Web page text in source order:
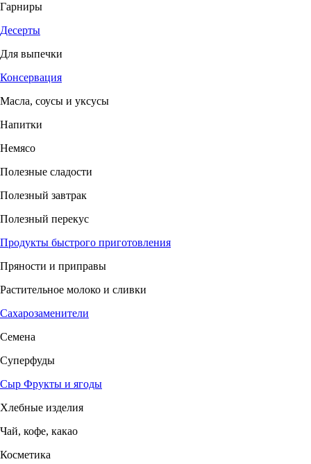
Гарниры
Десерты
Для выпечки
Консервация
Масла, соусы и уксусы
Напитки
Немясо
Полезные сладости
Полезный завтрак
Полезный перекус
Продукты быстрого приготовления
Пряности и приправы
Растительное молоко и сливки
Сахарозаменители
Семена
Суперфуды
Сыр Фрукты и ягоды
Хлебные изделия
Чай, кофе, какао
Косметика